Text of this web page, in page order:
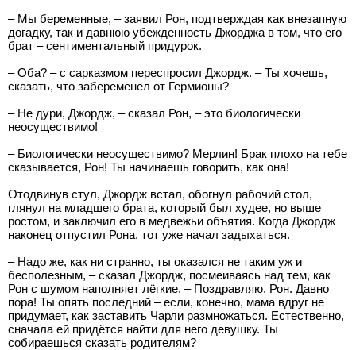
– Мы беременные, – заявил Рон, подтверждая как внезапную
догадку, так и давнюю убежденность Джорджа в том, что его
брат – сентиментальный придурок.
– Оба? – с сарказмом переспросил Джордж. – Ты хочешь,
сказать, что забеременел от Гермионы?
– Не дури, Джордж, – сказал Рон, – это биологически
неосуществимо!
– Биологически неосуществимо? Мерлин! Брак плохо на тебе
сказывается, Рон! Ты начинаешь говорить, как она!
Отодвинув стул, Джордж встал, обогнул рабочий стол,
глянул на младшего брата, который был худее, но выше
ростом, и заключил его в медвежьи объятия. Когда Джордж
наконец отпустил Рона, тот уже начал задыхаться.
– Надо же, как ни странно, ты оказался не таким уж и
бесполезным, – сказал Джордж, посмеиваясь над тем, как
Рон с шумом наполняет лёгкие. – Поздравляю, Рон. Давно
пора! Ты опять последний – если, конечно, мама вдруг не
придумает, как заставить Чарли размножаться. Естественно,
сначала ей придётся найти для него девушку. Ты
собираешься сказать родителям?